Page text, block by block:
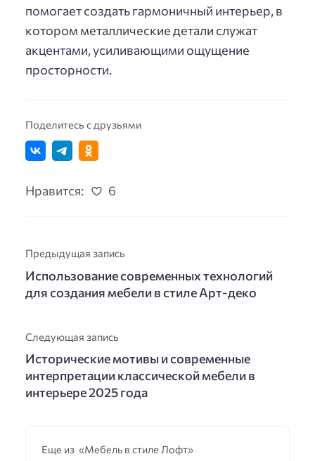
помогает создать гармоничный интерьер, в
котором металлические детали служат
акцентами, усиливающими ощущение
просторности.
Поделитесь с друзьями
Нравится: 6
Предыдущая запись
Использование современных технологий
для создания мебели в стиле Арт-деко
Следующая запись
Исторические мотивы и современные
интерпретации классической мебели в
интерьере 2025 года
Еще из «Мебель в стиле Лофт»